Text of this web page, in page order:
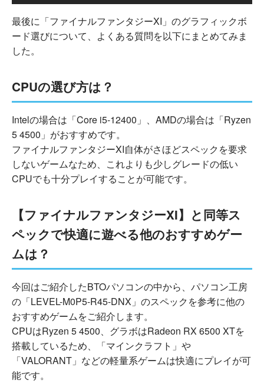
最後に「ファイナルファンタジーXI」のグラフィックボ
ード選びについて、よくある質問を以下にまとめてみま
した。
CPUの選び方は？
Intelの場合は「Core i5-12400」、AMDの場合は「Ryzen
5 4500」がおすすめです。
ファイナルファンタジーXI自体がさほどスペックを要求
しないゲームなため、これよりも少しグレードの低い
CPUでも十分プレイすることが可能です。
【ファイナルファンタジーXI】と同等ス
ペックで快適に遊べる他のおすすめゲー
ムは？
今回はご紹介したBTOパソコンの中から、パソコン工房
の「LEVEL-M0P5-R45-DNX」のスペックを参考に他の
おすすめゲームをご紹介します。
CPUはRyzen 5 4500、グラボはRadeon RX 6500 XTを
搭載しているため、「マインクラフト」や
「VALORANT」などの軽量系ゲームは快適にプレイが可
能です。